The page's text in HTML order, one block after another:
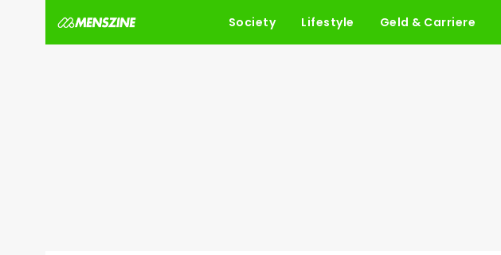
Society Lifestyle Geld & Carriere